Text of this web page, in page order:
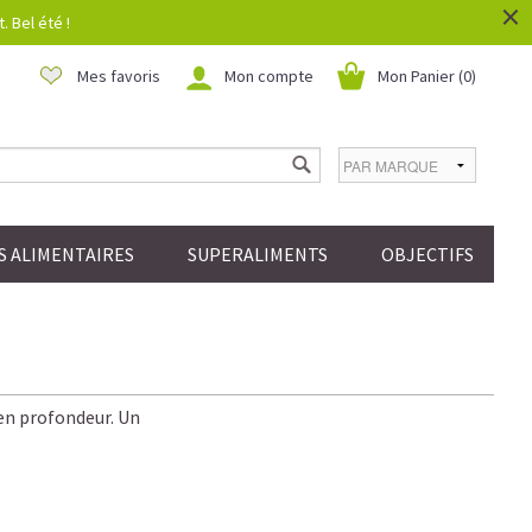
Bel été ! ×
Mon Panier (0)
Mon compte
Mes favoris
ALIMENTAIRES SUPERALIMENTS OBJECTIFS
profondeur. Un